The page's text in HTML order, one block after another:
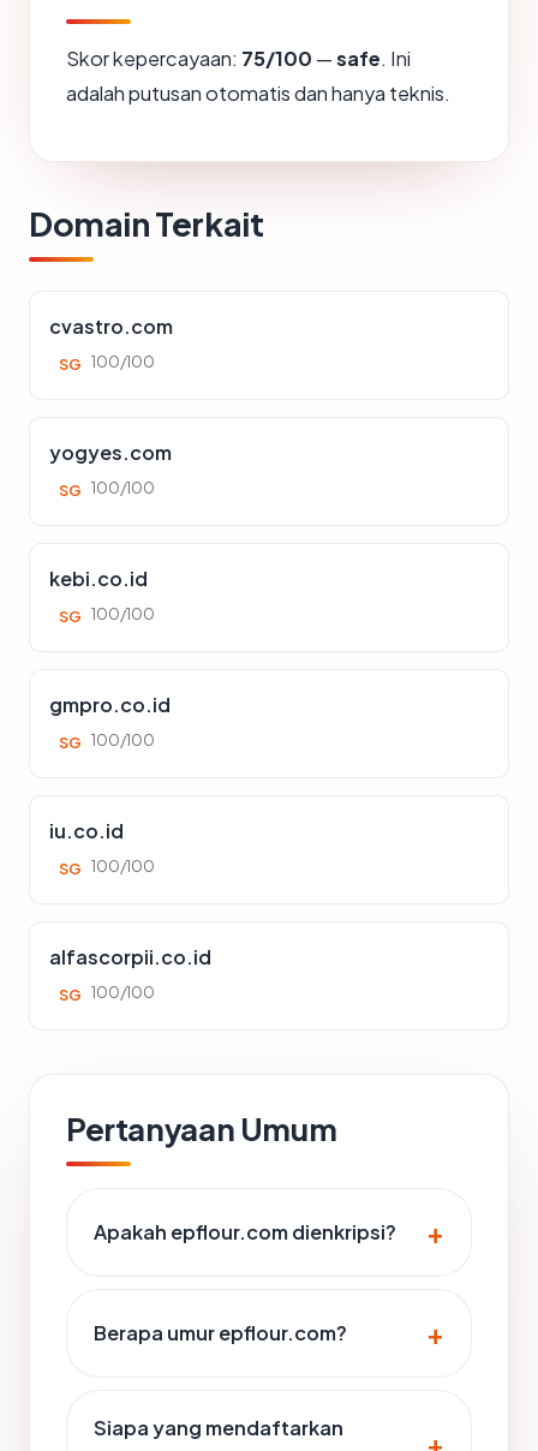
Skor kepercayaan: 75/100 —safe. Ini
adalah putusan otomatis dan hanya teknis.
Domain Terkait
cvastro.com
SG 100/100
yogyes.com
SG 100/100
kebi.co.id
SG 100/100
gmpro.co.id
SG 100/100
iu.co.id
SG 100/100
alfascorpii.co.id
SG 100/100
Pertanyaan Umum
Apakah epflour.com dienkripsi?
Berapa umur epflour.com?
Siapa yang mendaftarkan